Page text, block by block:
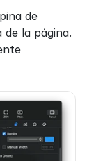
de
la página.